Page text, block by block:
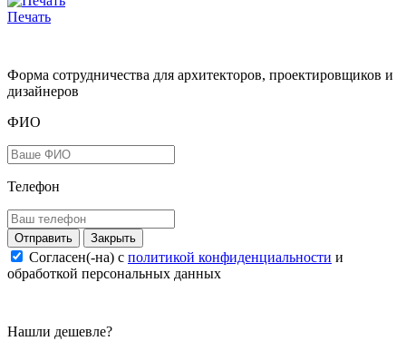
Печать
Форма сотрудничества для архитекторов, проектировщиков и
дизайнеров
ФИО
Телефон
Закрыть
Согласен(-на) c политикой конфиденциальности и
обработкой персональных данных
Нашли дешевле?